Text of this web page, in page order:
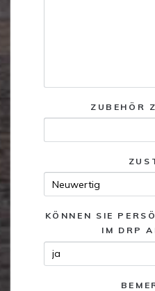
ZUBEHÖR
KÖNNEN SIE
IM DRP